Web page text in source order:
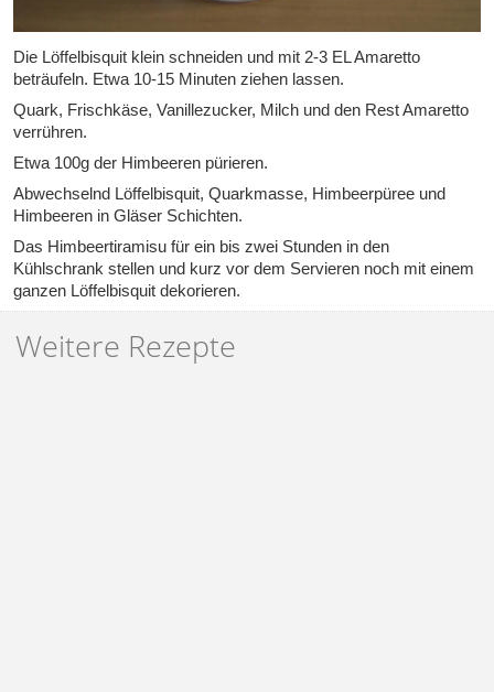
Die Löffelbisquit klein schneiden und mit 2-3 EL Amaretto
beträufeln. Etwa 10-15 Minuten ziehen lassen.
Quark, Frischkäse, Vanillezucker, Milch und den Rest Amaretto
verrühren.
Etwa 100g der Himbeeren pürieren.
Abwechselnd Löffelbisquit, Quarkmasse, Himbeerpüree und
Himbeeren in Gläser Schichten.
Das Himbeertiramisu für ein bis zwei Stunden in den
Kühlschrank stellen und kurz vor dem Servieren noch mit einem
ganzen Löffelbisquit dekorieren.
Weitere Rezepte